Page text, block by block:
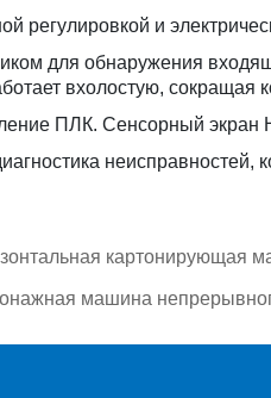
регулировкой и
для обнаружения
вхолостую, сокращая
ПЛК. Сенсорный экран
неисправностей,
картонирующая
машина